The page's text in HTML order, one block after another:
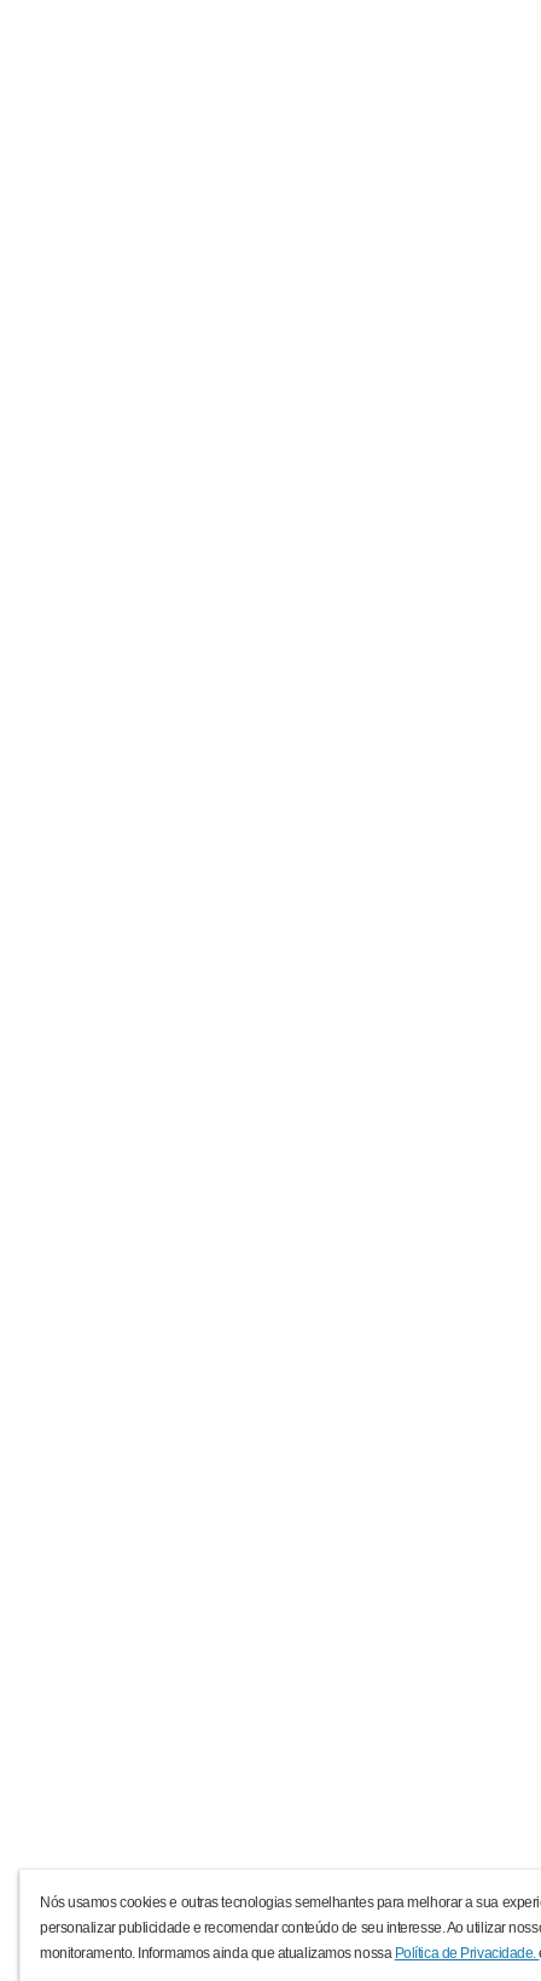
Nós usamos cookies e outras tecnologias semelhantes para melhorar a sua
personalizar publicidade e recomendar conteúdo de seu interesse. Ao utilizar
monitoramento. Informamos ainda que atualizamos nossa Política de Privacidade.